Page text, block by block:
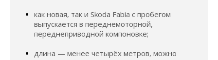
как новая, так и Skoda Fabia с пробегом
выпускается в переднемоторной,
переднеприводной компоновке;
длина — менее четырёх метров, можно